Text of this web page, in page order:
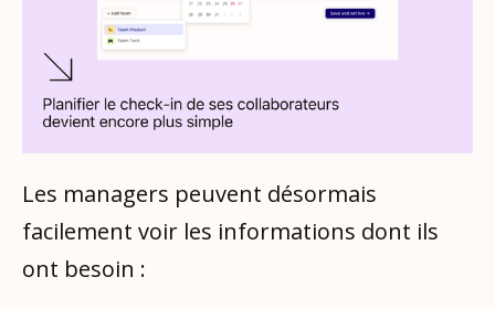
Les managers peuvent désormais
facilement voir les informations dont ils
ont besoin :